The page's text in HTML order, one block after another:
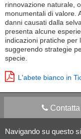
Navigando su questo
rinnovazione naturale,
monumentali di valore.
danni causati dalla
presenta alcune
indicazioni pratiche per
suggerendo strategie
specie.
L'abete bianco in
Contatta
Apps Mobile